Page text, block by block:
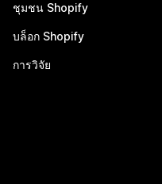
ชุมชน Shopify
บล็อก Shopify
การวิจัย